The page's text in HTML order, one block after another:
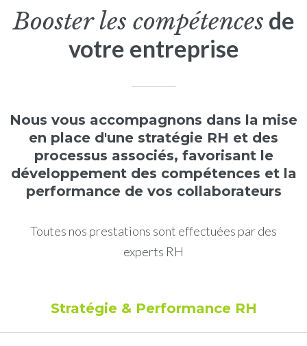
Booster les compétences de
votre entreprise
Nous vous accompagnons dans la mise
en place d'une stratégie RH et des
processus associés, favorisant le
développement des compétences et la
performance de vos collaborateurs
Toutes nos prestations sont effectuées par des
experts RH
Stratégie & Performance RH